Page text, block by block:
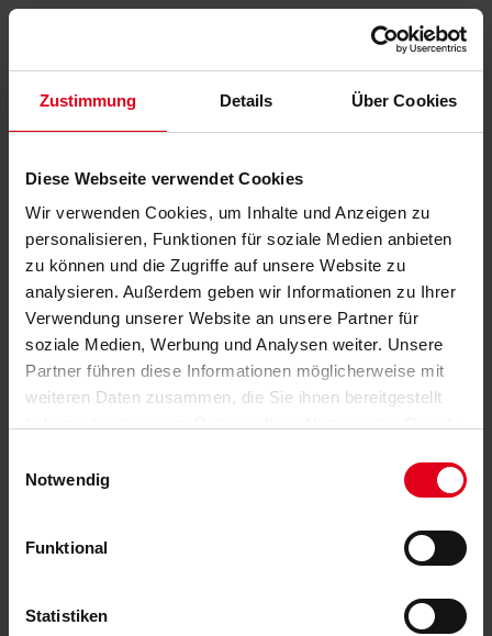
Zustimmung Details Über Cookies
Diese Webseite verwendet Cookies
Wir verwenden Cookies, um Inhalte und Anzeigen zu
personalisieren, Funktionen für soziale Medien anbieten
zu können und die Zugriffe auf unsere Website zu
analysieren. Außerdem geben wir Informationen zu Ihrer
Verwendung unserer Website an unsere Partner für
soziale Medien, Werbung und Analysen weiter. Unsere
Partner führen diese Informationen möglicherweise mit
weiteren Daten zusammen, die Sie ihnen bereitgestellt
Notwendig
Funktional
Statistiken